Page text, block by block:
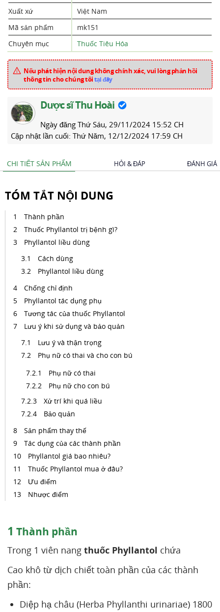
Xuất xứ
Việt Nam
Mã sản phẩm
mk151
Chuyên mục
Thuốc Tiêu Hóa
Nếu phát hiện nội dung không chính xác, vui lòng phản hồi
thông tin cho chúng tôitại đây
Dược sĩ Thu Hoài
Ngày đăng Thứ Sáu, 29/11/2024 15:52 CH
Cập nhật lần cuối: Thứ Năm, 12/12/2024 17:59 CH
CHI TIẾT SẢN PHẨM HỎI & ĐÁP ĐÁNH GIÁ
TÓM TẮT NỘI DUNG
Thành phần
Thuốc Phyllantol trị bệnh gì?
Phyllantol liều dùng
Cách dùng
Phyllantol liều dùng
Chống chỉ định
Phyllantol tác dụng phụ
Tương tác của thuốc Phyllantol
Lưu ý khi sử dụng và bảo quản
Lưu ý và thận trọng
Phụ nữ có thai và cho con bú
Phụ nữ có thai
Phụ nữ cho con bú
Xử trí khi quá liều
Bảo quản
Sản phẩm thay thế
Tác dụng của các thành phần
Phyllantol giá bao nhiêu?
Thuốc Phyllantol mua ở đâu?
Ưu điểm
Nhược điểm
1 Thành phần
Trong 1 viên nang thuốc Phyllantol chứa
Cao khô từ dịch chiết toàn phần của các thành
phần:
Diệp hạ châu (Herba Phyllanthi urinariae) 1800